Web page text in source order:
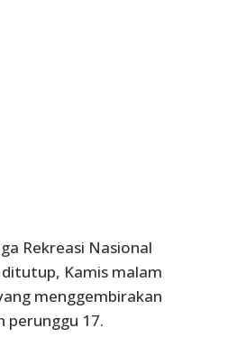
Rekreasi Nasional
ditutup, Kamis malam
menggembirakan
perunggu 17.